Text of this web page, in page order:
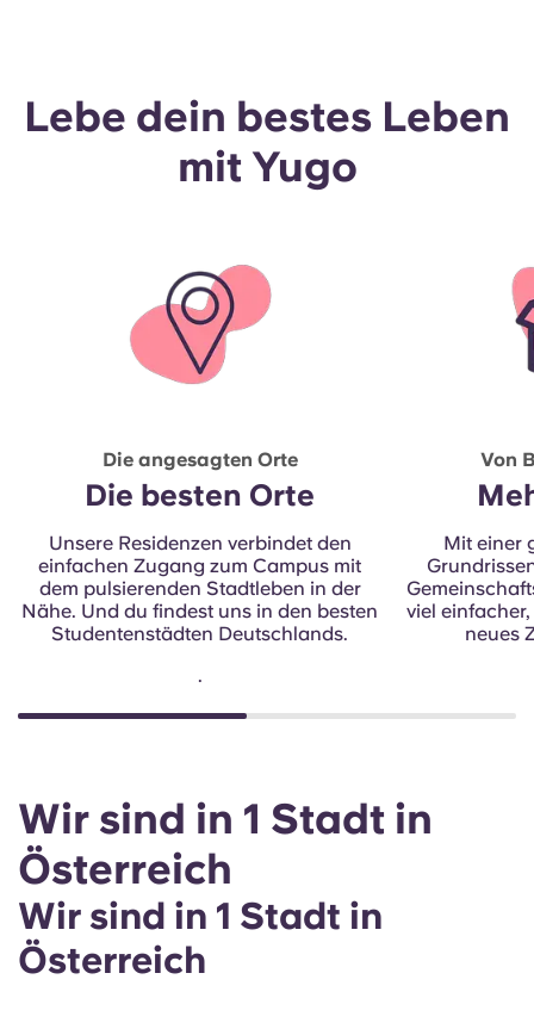
Lebe dein bestes Leben
mit Yugo
Die angesagten Orte
Die besten Orte
Unsere Residenzen verbindet den
einfachen Zugang zum Campus mit
dem pulsierenden Stadtleben in der
Nähe. Und du findest uns in den besten
Studentenstädten Deutschlands.
.
Von
Mit einer
viel
neues
Wir sind in 1 Stadt in
Österreich
Wir sind in 1 Stadt in
Österreich